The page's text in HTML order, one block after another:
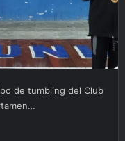
de tumbling del Club